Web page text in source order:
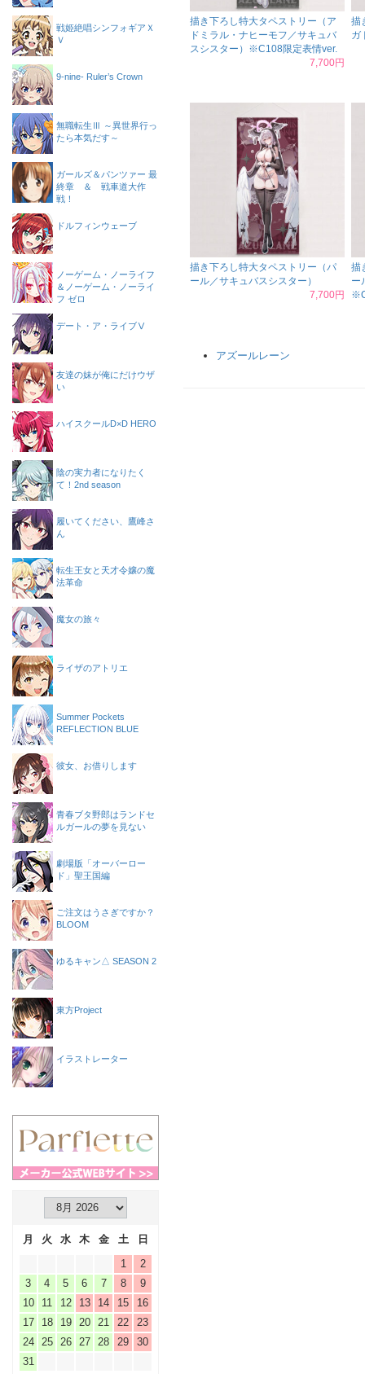
描き下ろし特大タペストリー（ア
ドミラル・ナヒーモフ／サキュバ
スシスター）※C108限定表情ver.
7,700円
描
ガ
描き下ろし特大タペストリー（パ
ール／サキュバスシスター）
7,700円
描
ー
アズールレーン
戦姫絶唱シンフォギアＸ
Ｖ
9-nine- Ruler’s Crown
無職転生Ⅲ ～異世界行っ
たら本気だす～
ガールズ＆パンツァー 最
終章 ＆ 戦車道大作
戦！
ドルフィンウェーブ
ノーゲーム・ノーライフ
＆ノーゲーム・ノーライ
フ ゼロ
デート・ア・ライブⅤ
友達の妹が俺にだけウザ
い
ハイスクールD×D HERO
陰の実力者になりたく
て！2nd season
履いてください、鷹峰さ
ん
転生王女と天才令嬢の魔
法革命
魔女の旅々
ライザのアトリエ
Summer Pockets
REFLECTION BLUE
彼女、お借りします
青春ブタ野郎はランドセ
ルガールの夢を見ない
劇場版「オーバーロー
ド」聖王国編
ご注文はうさぎですか？
BLOOM
ゆるキャン△ SEASON 2
東方Project
イラストレーター
月 火 水 木 金 土
日
1
2
3
4 5 6 7 8
9
10
11 12 13 14 15
16
17
18 19 20 21 22
23
24
25 26 27 28 29
30
31